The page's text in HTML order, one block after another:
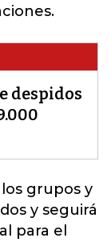
despidos
grupos y
y seguirá
para el